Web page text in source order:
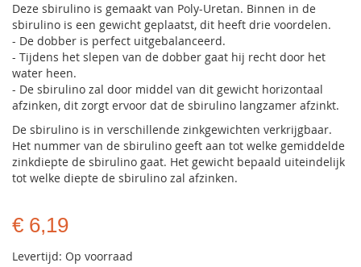
Deze sbirulino is gemaakt van Poly-Uretan. Binnen in de
sbirulino is een gewicht geplaatst, dit heeft drie voordelen.
- De dobber is perfect uitgebalanceerd.
- Tijdens het slepen van de dobber gaat hij recht door het
water heen.
- De sbirulino zal door middel van dit gewicht horizontaal
afzinken, dit zorgt ervoor dat de sbirulino langzamer afzinkt.
De sbirulino is in verschillende zinkgewichten verkrijgbaar.
Het nummer van de sbirulino geeft aan tot welke gemiddelde
zinkdiepte de sbirulino gaat. Het gewicht bepaald uiteindelijk
tot welke diepte de sbirulino zal afzinken.
€ 6,19
Levertijd: Op voorraad